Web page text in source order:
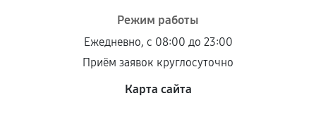
При этом гарантия на сами комплектующие
продавца. За качество сторонних деталей
сервисный центр ответственности не несет.
Режим работы
Ежедневно, с 08:00 до 23:00
Приём заявок круглосуточно
Карта сайта